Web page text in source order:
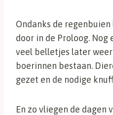
Ondanks de
door in de Proloog. Nog
veel belletjes later
boerinnen bestaan.
gezet en de nodige
En zo vliegen de dagen